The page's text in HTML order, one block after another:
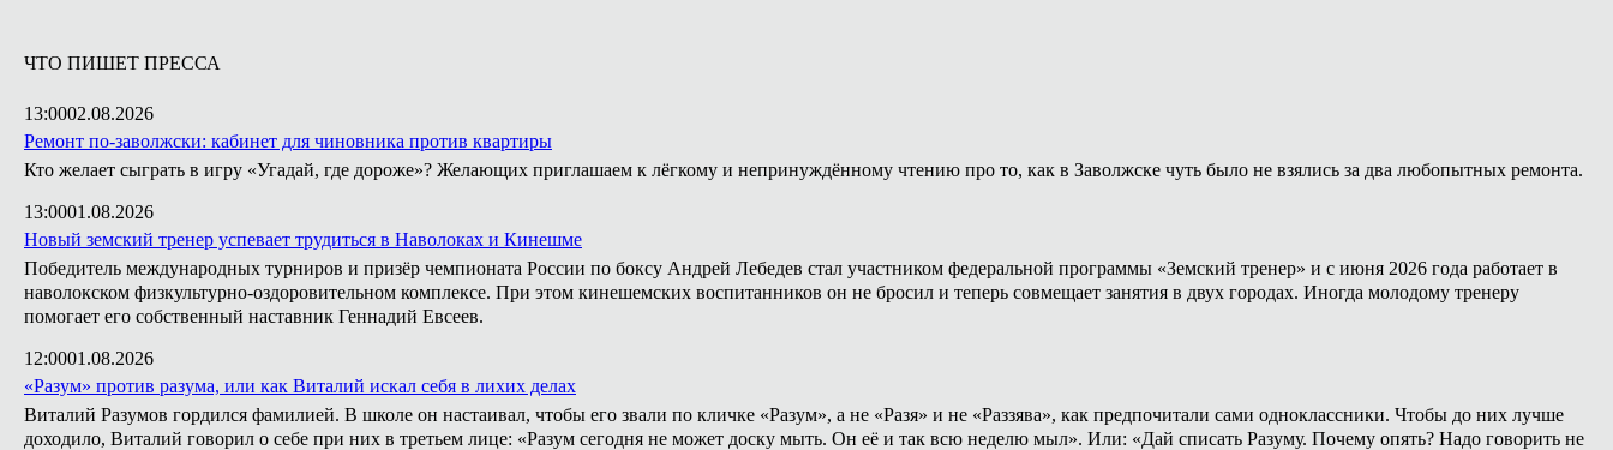
ЧТО ПИШЕТ ПРЕССА
13:0002.08.2026
Ремонт по-заволжски: кабинет для чиновника против квартиры
Кто желает сыграть в игру «Угадай, где дороже»? Желающих приглашаем к лёгкому и непринуждённому чтению про то, как в Заволжске чуть было не взялись за два любопытных ремонта.
13:0001.08.2026
Новый земский тренер успевает трудиться в Наволоках и Кинешме
Победитель международных турниров и призёр чемпионата России по боксу Андрей Лебедев стал участником федеральной программы «Земский тренер» и с июня 2026 года работает в
наволокском физкультурно-оздоровительном комплексе. При этом кинешемских воспитанников он не бросил и теперь совмещает занятия в двух городах. Иногда молодому тренеру
помогает его собственный наставник Геннадий Евсеев.
12:0001.08.2026
«Разум» против разума, или как Виталий искал себя в лихих делах
Виталий Разумов гордился фамилией. В школе он настаивал, чтобы его звали по кличке «Разум», а не «Разя» и не «Раззява», как предпочитали сами одноклассники. Чтобы до них лучше
доходило, Виталий говорил о себе при них в третьем лице: «Разум сегодня не может доску мыть. Он её и так всю неделю мыл». Или: «Дай списать Разуму. Почему опять? Надо говорить не